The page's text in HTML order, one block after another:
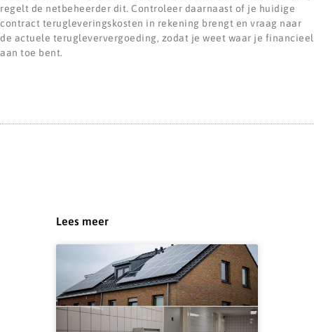
regelt de netbeheerder dit. Controleer daarnaast of je huidige
contract terugleveringskosten in rekening brengt en vraag naar
de actuele terugleververgoeding, zodat je weet waar je financieel
aan toe bent.
Lees meer